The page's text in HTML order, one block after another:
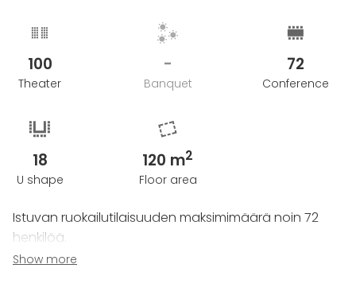
100
Theater
-
Banquet
72
Conference
18
U shape
120 m2
Floor area
Istuvan ruokailutilaisuuden maksimimäärä noin 72
henkilöä.
Seisova cocktail-tilaisuus maksimimäärä noin 100
Show more